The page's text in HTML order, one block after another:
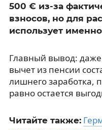
500 € из-за
взносов, но для
использует
Главный вывод:
вычет из пенсии
лишнего заработка,
равно остается
Читайте также: